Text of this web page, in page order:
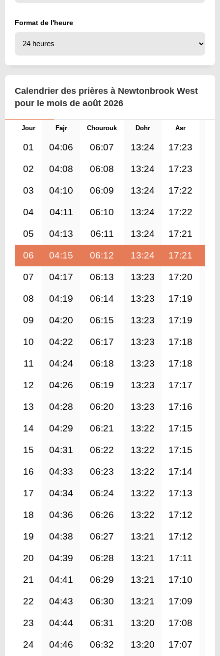
Format de l'heure
Calendrier des prières à Newtonbrook West
pour le mois de août 2026
Jour Fajr Chourouk Dohr Asr
01 04:06 06:07 13:24 17:23
02 04:08 06:08 13:24 17:23
03 04:10 06:09 13:24 17:22
04 04:11 06:10 13:24 17:22
05 04:13 06:11 13:24 17:21
06 04:15 06:12 13:24 17:21
07 04:17 06:13 13:23 17:20
08 04:19 06:14 13:23 17:19
09 04:20 06:15 13:23 17:19
10 04:22 06:17 13:23 17:18
11 04:24 06:18 13:23 17:18
12 04:26 06:19 13:23 17:17
13 04:28 06:20 13:23 17:16
14 04:29 06:21 13:22 17:15
15 04:31 06:22 13:22 17:15
16 04:33 06:23 13:22 17:14
17 04:34 06:24 13:22 17:13
18 04:36 06:26 13:22 17:12
19 04:38 06:27 13:21 17:12
20 04:39 06:28 13:21 17:11
21 04:41 06:29 13:21 17:10
22 04:43 06:30 13:21 17:09
23 04:44 06:31 13:20 17:08
24 04:46 06:32 13:20 17:07